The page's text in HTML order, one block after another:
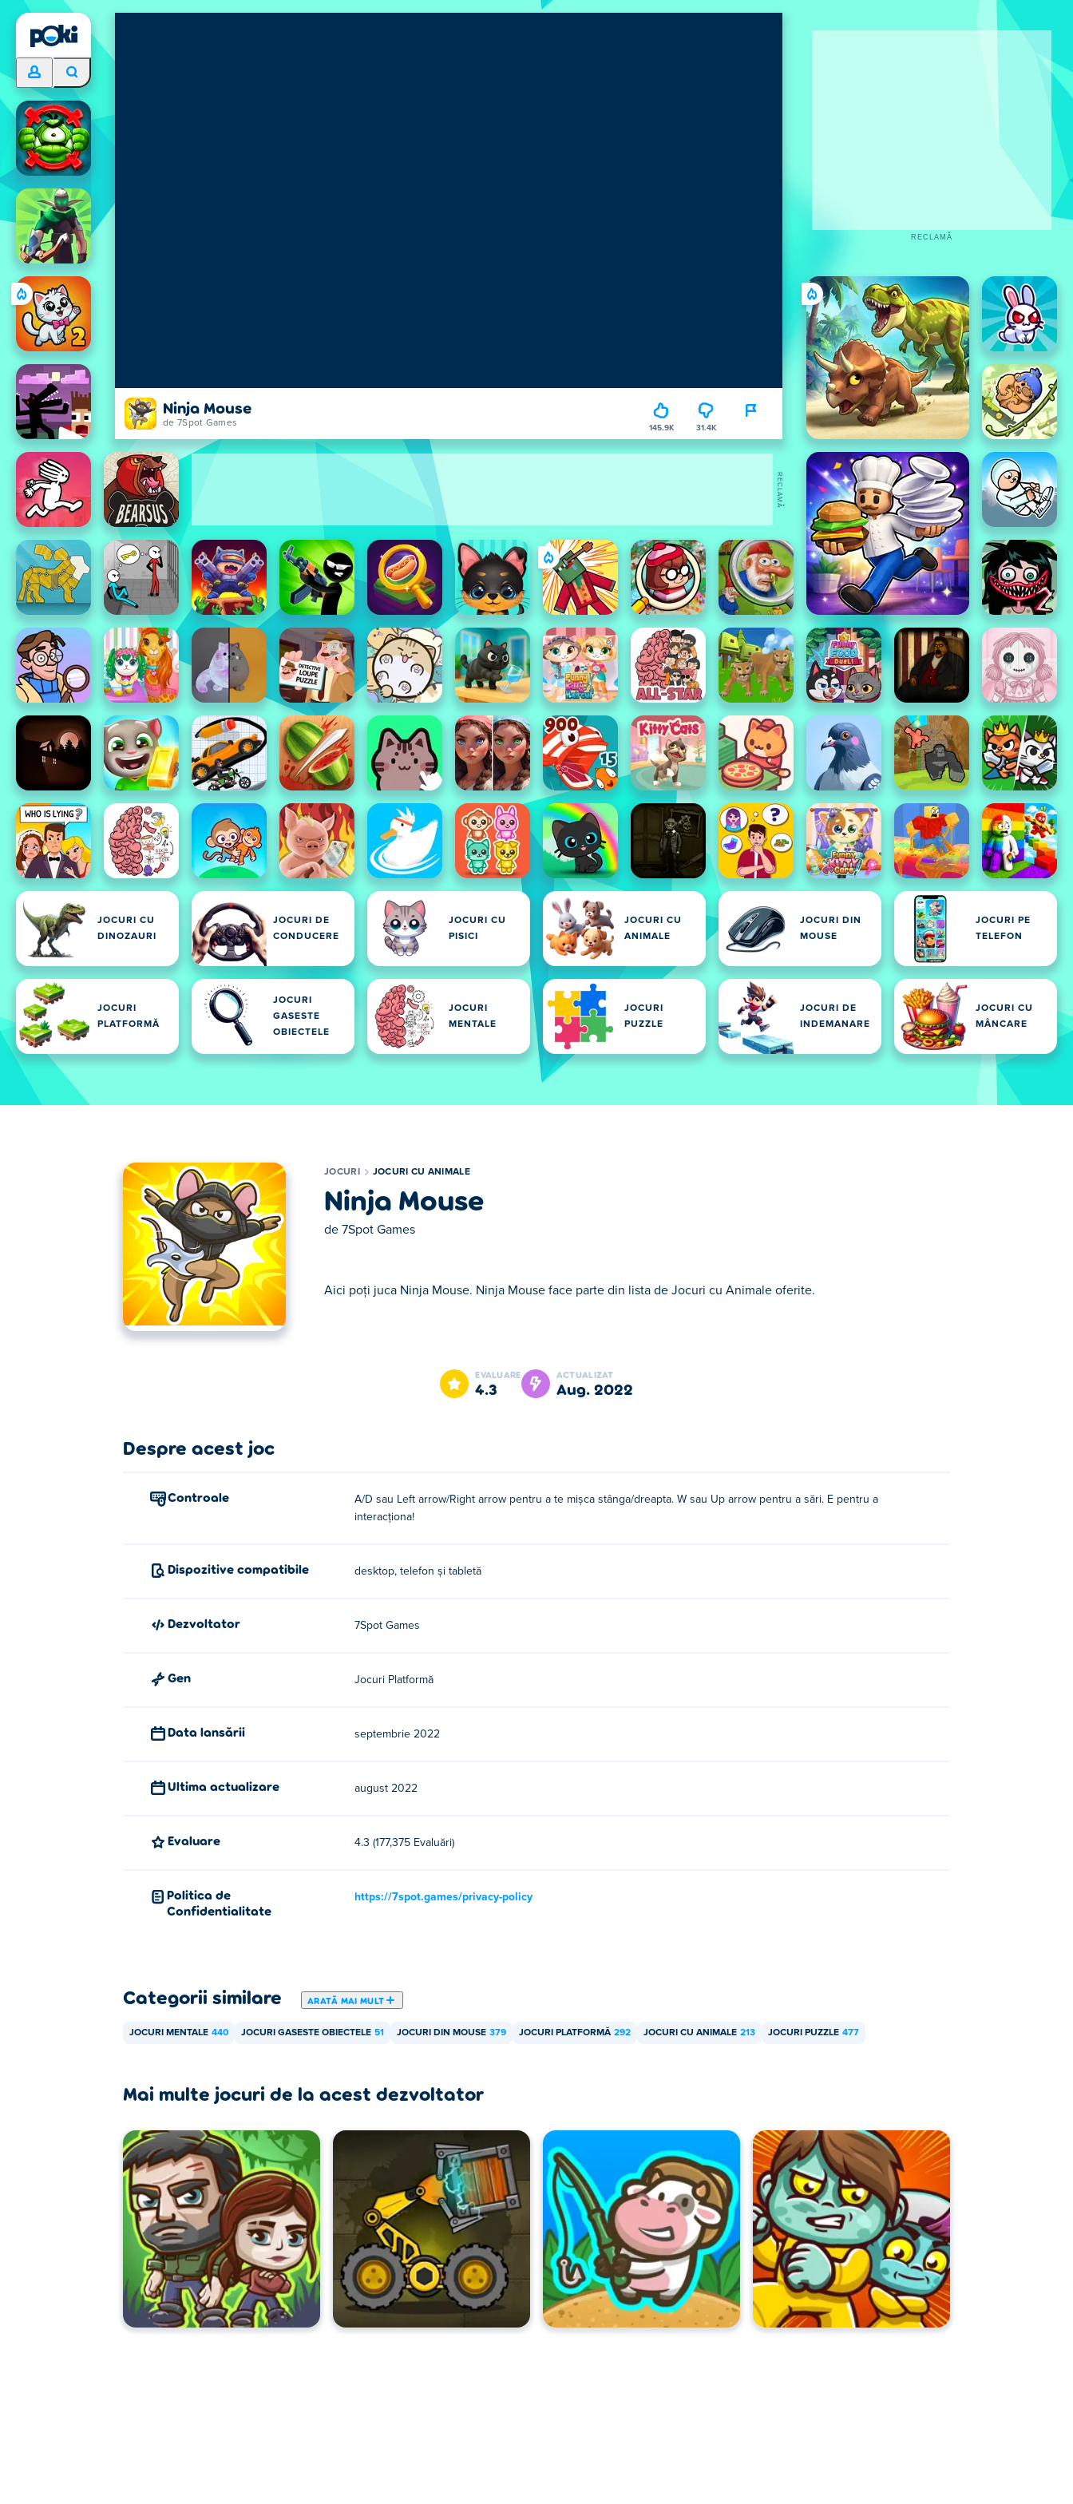
Ninja Mouse
de 7Spot Games 145.9K 31.4K
JOCURI CU
DINOZAURI
JOCURI DE
CONDUCERE
JOCURI CU
PISICI
JOCURI CU
ANIMALE
JOCURI DIN
MOUSE
JOCURI PE
TELEFON
JOCURI
PLATFORMĂ
JOCURI
GASESTE
OBIECTELE
JOCURI
MENTALE
JOCURI
PUZZLE
JOCURI DE
INDEMANARE
JOCURI CU
MÂNCARE
RECLAMĂ
RECLAMĂ
JOCURI JOCURI CU ANIMALE
Ninja Mouse
de 7Spot Games
Aici poţi juca Ninja Mouse. Ninja Mouse face parte din lista de Jocuri cu Animale oferite.
Aici poţi juca Ninja Mouse. Ninja Mouse face parte din lista de Jocuri cu Animale oferite.
EVALUARE
4.3
ACTUALIZAT
aug. 2022
Despre acest joc
Controale
A/D sau Left arrow/Right arrow pentru a te mișca stânga/dreapta. W sau Up arrow pentru a sări. E pentru a
interacționa!
Dispozitive compatibile desktop, telefon și tabletă
Dezvoltator 7Spot Games
Gen Jocuri Platformă
Data lansării septembrie 2022
Ultima actualizare august 2022
Evaluare 4.3 (177,375 Evaluări)
Politica de
Confidentialitate
https://7spot.games/privacy-policy
Categorii similare ARATĂ MAI MULT
JOCURI MENTALE 440 JOCURI GASESTE OBIECTELE 51 JOCURI DIN MOUSE 379 JOCURI PLATFORMĂ 292 JOCURI CU ANIMALE 213 JOCURI PUZZLE 477
Mai multe jocuri de la acest dezvoltator